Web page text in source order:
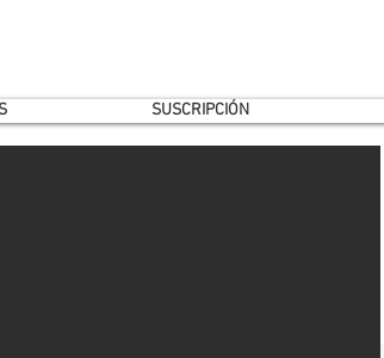
SUSCRIPCIÓN